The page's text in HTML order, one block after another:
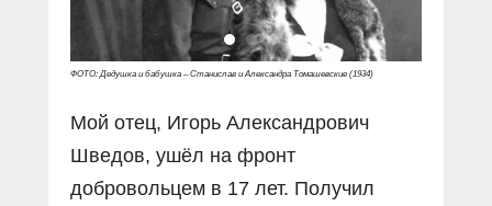
ФОТО: Дедушка и бабушка – Станислав и Александра Томашевские (1934)
Мой отец, Игорь Александрович
Шведов, ушёл на фронт
добровольцем в 17 лет. Получил